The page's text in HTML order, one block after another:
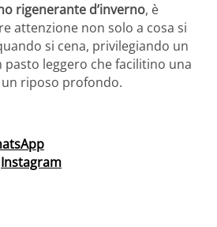
rigenerante d’inverno, è
attenzione non solo a cosa si
si cena, privilegiando un
leggero che facilitino una
riposo profondo.
Instagram